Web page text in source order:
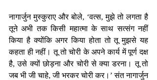
नागार्जुन मुस्कुराए और बोले, ‘वत्स, मुझे तो लगता है
तूने अभी तक किसी महात्मा के साथ सत्संग नहीं
किया है क्योंकि अगर किया होता तो तू मुझसे यह
कहता ही नहीं। तू तो चोरी के अपने कार्य में पूर्ण दक्ष
है, उसे क्यों छोड़ना और चोरी से क्या डरना। तू तो
जब भी जी चाहे, जी भरकर चोरी कर।’ संत नागार्जुन